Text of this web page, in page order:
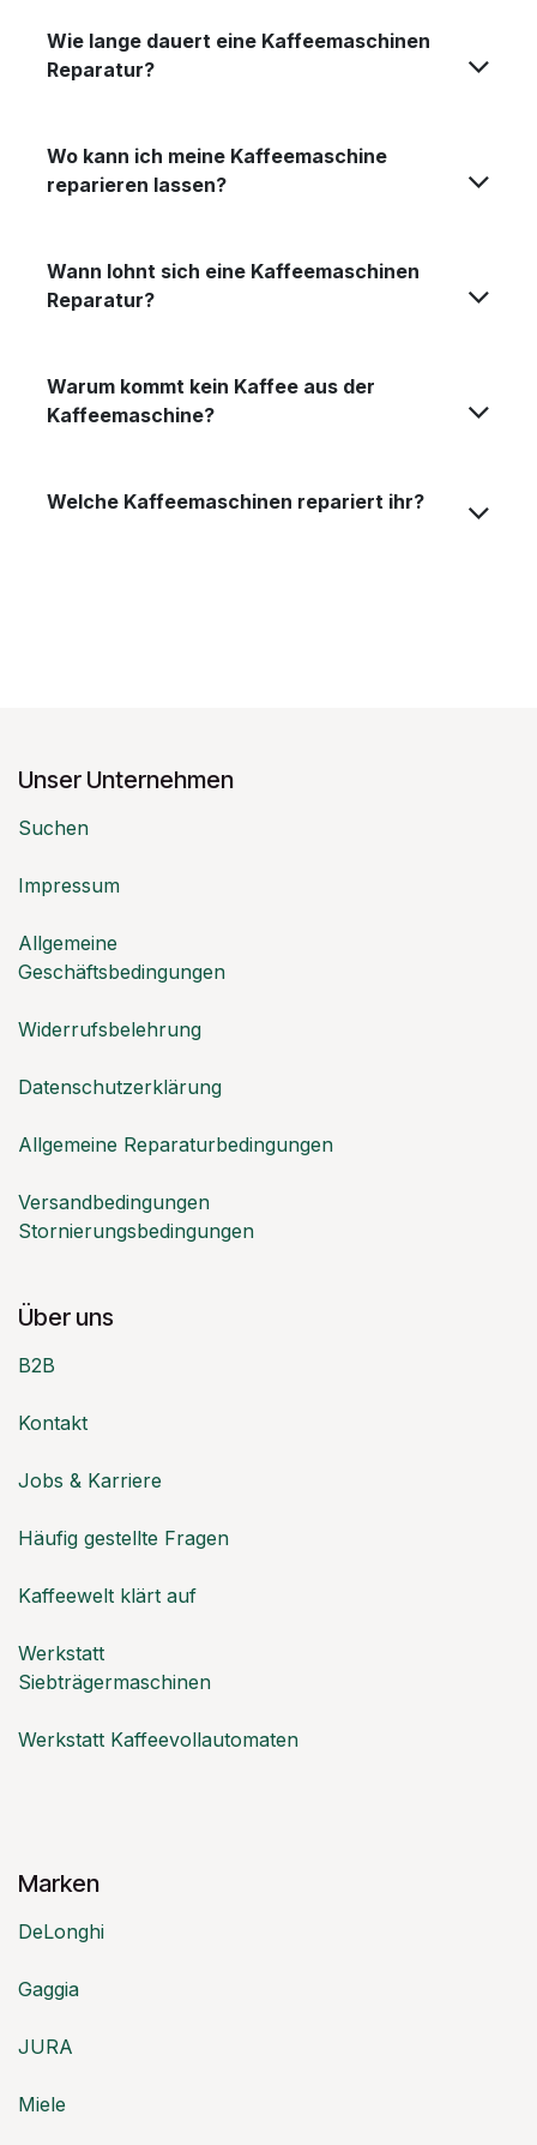
Wie lange dauert eine Kaffeemaschinen
Reparatur?
Wo kann ich meine Kaffeemaschine
reparieren lassen?
Wann lohnt sich eine Kaffeemaschinen
Reparatur?
Warum kommt kein Kaffee aus der
Kaffeemaschine?
Welche Kaffeemaschinen repariert ihr?
Unser Unternehmen
Suchen
Impressum
Allgemeine
Geschäftsbedingungen
Widerrufsbelehrung
Datenschutzerklärung
Allgemeine Reparaturbedingungen
Versandbedingungen
Stornierungsbedingungen
Über uns
B2B
Kontakt
Jobs & Karriere
Häufig gestellte Fragen
Kaffeewelt klärt auf
Werkstatt
Siebträgermaschinen
Werkstatt Kaffeevollautomaten
Marken
DeLonghi
Gaggia
JURA
Miele